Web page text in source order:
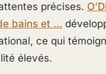
précises.
bains et …
ce qui
élevés.